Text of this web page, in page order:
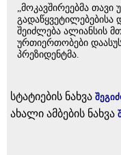
„მოკავშირეებმა თავი
გადაწყვეტილებებისა
შეიძლება ალიანსის
ურთიერთობები
პრეზიდენტმა.
სტატიების ნახვა
ახალი ამბების ნახვა